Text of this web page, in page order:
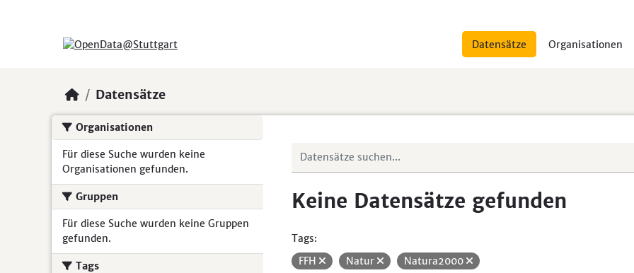
Datensätze Organisationen
Datensätze
Organisationen
Für diese Suche wurden keine
Organisationen gefunden.
Gruppen
Für diese Suche wurden keine Gruppen
gefunden.
Tags
Keine Datensätze gefunden
Tags:
FFH
Natur
Natura2000